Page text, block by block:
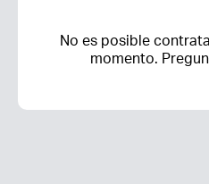
No es posible
momento.